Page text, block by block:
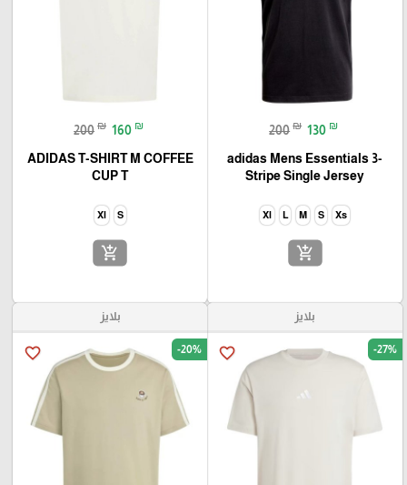
200 ₪ 130 ₪
adidas Mens Essentials 3-
Stripe Single Jersey
Xs
S
M
L
Xl
add_shopping_cart
200 ₪ 160 ₪
ADIDAS T-SHIRT M COFFEE
CUP T
S
Xl
add_shopping_cart
بلايز
favorite_border -27%
بلايز
favorite_border -20%